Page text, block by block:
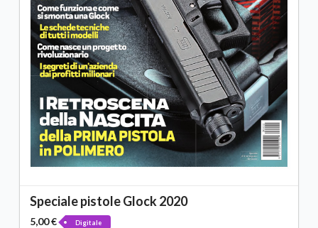
Speciale pistole Glock 2020
5,00 € Digitale